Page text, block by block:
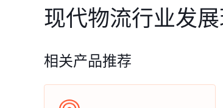
现代物流行业发
相关产品推荐